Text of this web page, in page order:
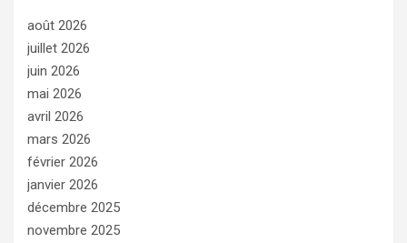
août 2026
juillet 2026
juin 2026
mai 2026
avril 2026
mars 2026
février 2026
janvier 2026
décembre 2025
novembre 2025